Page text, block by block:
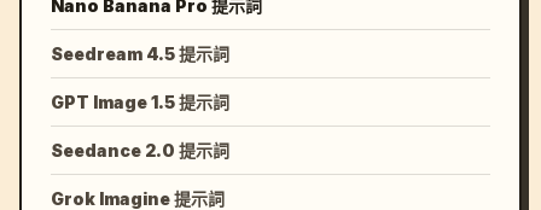
Nano Banana Pro 提示詞
Seedream 4.5 提示詞
GPT Image 1.5 提示詞
Seedance 2.0 提示詞
Grok Imagine 提示詞